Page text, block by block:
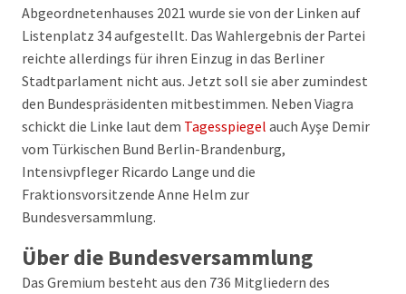
Abgeordnetenhauses 2021 wurde sie von der Linken auf
Listenplatz 34 aufgestellt. Das Wahlergebnis der Partei
reichte allerdings für ihren Einzug in das Berliner
Stadtparlament nicht aus. Jetzt soll sie aber zumindest
den Bundespräsidenten mitbestimmen. Neben Viagra
schickt die Linke laut dem Tagesspiegel auch Ayşe Demir
vom Türkischen Bund Berlin-Brandenburg,
Intensivpfleger Ricardo Lange und die
Fraktionsvorsitzende Anne Helm zur
Bundesversammlung.
Über die Bundesversammlung
Das Gremium besteht aus den 736 Mitgliedern des